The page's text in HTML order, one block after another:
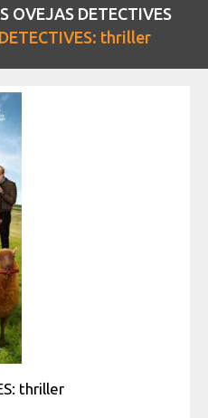
OVEJAS DETECTIVES
thriller
thriller